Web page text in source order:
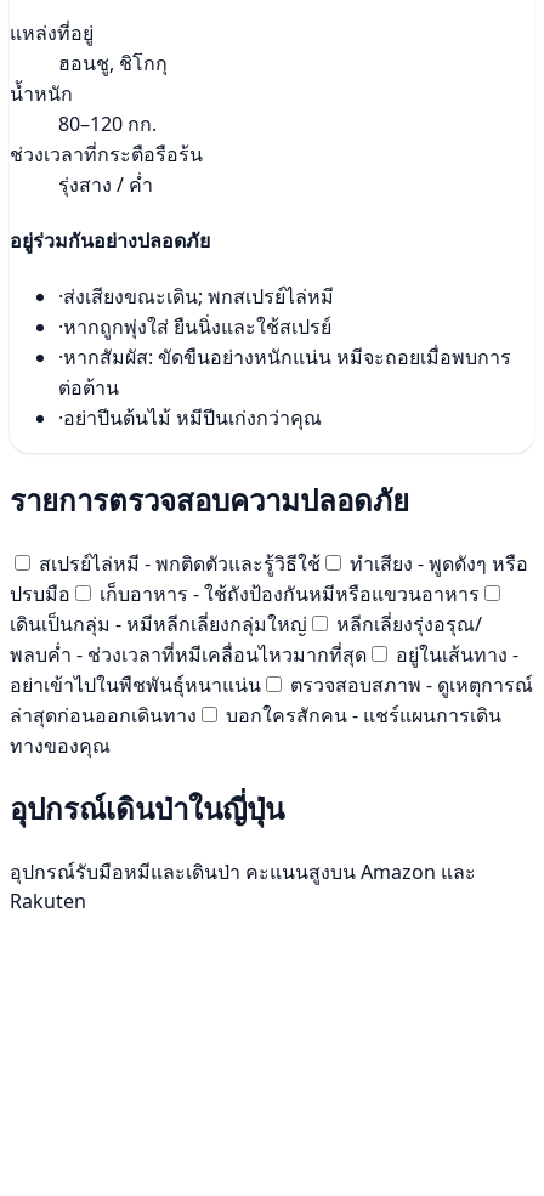
แหล่งที่อยู่
ฮอนชู, ชิโกกุ
น้ำหนัก
80–120 กก.
ช่วงเวลาที่กระตือรือร้น
รุ่งสาง / ค่ำ
อยู่ร่วมกันอย่างปลอดภัย
·ส่งเสียงขณะเดิน; พกสเปรย์ไล่หมี
·หากถูกพุ่งใส่ ยืนนิ่งและใช้สเปรย์
·หากสัมผัส: ขัดขืนอย่างหนักแน่น หมีจะถอยเมื่อพบการ
ต่อต้าน
·อย่าปีนต้นไม้ หมีปีนเก่งกว่าคุณ
รายการตรวจสอบความปลอดภัย
สเปรย์ไล่หมี - พกติดตัวและรู้วิธีใช้
ทำเสียง - พูดดังๆ หรือ
ปรบมือ
เก็บอาหาร - ใช้ถังป้องกันหมีหรือแขวนอาหาร
เดินเป็นกลุ่ม - หมีหลีกเลี่ยงกลุ่มใหญ่
หลีกเลี่ยงรุ่งอรุณ/
พลบค่ำ - ช่วงเวลาที่หมีเคลื่อนไหวมากที่สุด
อยู่ในเส้นทาง -
อย่าเข้าไปในพืชพันธุ์หนาแน่น
ตรวจสอบสภาพ - ดูเหตุการณ์
ล่าสุดก่อนออกเดินทาง
บอกใครสักคน - แชร์แผนการเดิน
ทางของคุณ
อุปกรณ์เดินป่าในญี่ปุ่น
อุปกรณ์รับมือหมีและเดินป่า คะแนนสูงบน Amazon และ
Rakuten